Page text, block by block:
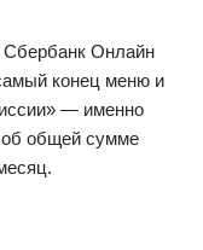
Сбербанк Онлайн
конец меню и
— именно
об общей сумме